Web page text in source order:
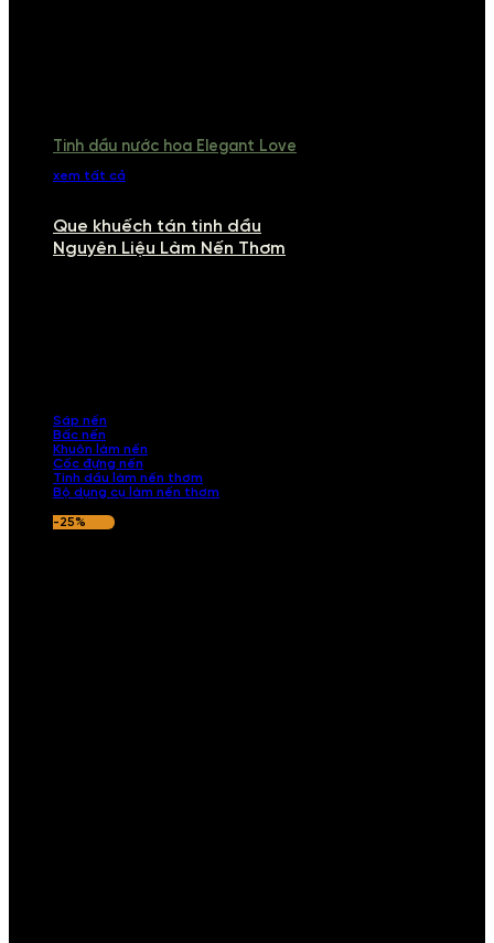
Tinh dầu nước hoa Elegant Love
xem tất cả
Que khuếch tán tinh dầu
Nguyên Liệu Làm Nến Thơm
Sáp nến
Bấc nến
Khuôn làm nến
Cốc đựng nến
Tinh dầu làm nến thơm
Bộ dụng cụ làm nến thơm
-25%